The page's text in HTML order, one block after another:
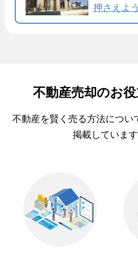
押さえよう
不動産売却のお
不動産を賢く売る方法につい
掲載しています